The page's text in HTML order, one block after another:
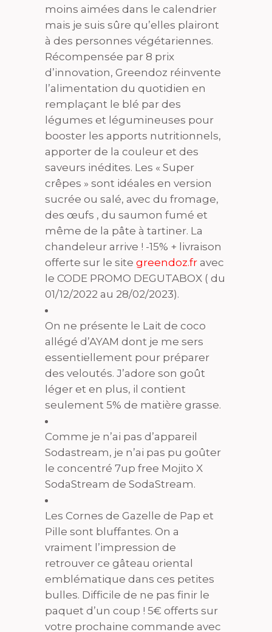
moins aimées dans le calendrier
mais je suis sûre qu’elles plairont
à des personnes végétariennes.
Récompensée par 8 prix
d’innovation, Greendoz réinvente
l’alimentation du quotidien en
remplaçant le blé par des
légumes et légumineuses pour
booster les apports nutritionnels,
apporter de la couleur et des
saveurs inédites. Les « Super
crêpes » sont idéales en version
sucrée ou salé, avec du fromage,
des œufs , du saumon fumé et
même de la pâte à tartiner. La
chandeleur arrive ! -15% + livraison
offerte sur le site greendoz.fr avec
le CODE PROMO DEGUTABOX ( du
01/12/2022 au 28/02/2023).
On ne présente le Lait de coco
allégé d’AYAM dont je me sers
essentiellement pour préparer
des veloutés. J’adore son goût
léger et en plus, il contient
seulement 5% de matière grasse.
Comme je n’ai pas d’appareil
Sodastream, je n’ai pas pu goûter
le concentré 7up free Mojito X
SodaStream de SodaStream.
Les Cornes de Gazelle de Pap et
Pille sont bluffantes. On a
vraiment l’impression de
retrouver ce gâteau oriental
emblématique dans ces petites
bulles. Difficile de ne pas finir le
paquet d’un coup ! 5€ offerts sur
votre prochaine commande avec